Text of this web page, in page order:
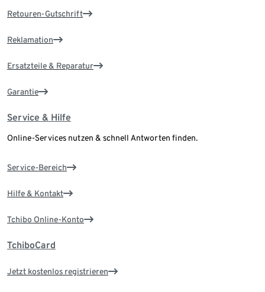
Retouren-Gutschrift
Reklamation
Ersatzteile & Reparatur
Garantie
Service & Hilfe
Online-Services nutzen & schnell Antworten finden.
Service-Bereich
Hilfe & Kontakt
Tchibo Online-Konto
TchiboCard
Jetzt kostenlos registrieren